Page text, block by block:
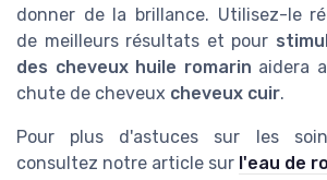
donner de la brillance. Utilisez-le
de meilleurs résultats et pour
des cheveux huile romarin aidera
chute de cheveux cheveux cuir.
Pour plus d'astuces sur les
consultez notre article sur l'eau de